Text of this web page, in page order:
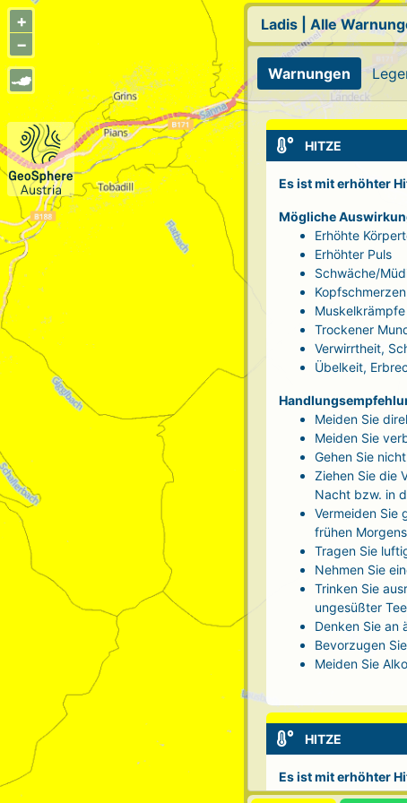
+
−
Ladis Alle
Warnungen
HITZE
Es ist mit erhöhter
Mögliche
Erhöhte
Erhöhter Puls
Schwäche/
Kopfschmerzen
Muskelkrämpfe
Trockener
Verwirrtheit,
Übelkeit,
Meiden Sie
Meiden Sie
Gehen Sie
Ziehen Sie die
Nacht bzw. in
Vermeiden Sie
frühen
Tragen Sie
Nehmen Sie
Trinken Sie
ungesüßter
Denken Sie an
Bevorzugen
Meiden Sie
HITZE
Es ist mit erhöhter